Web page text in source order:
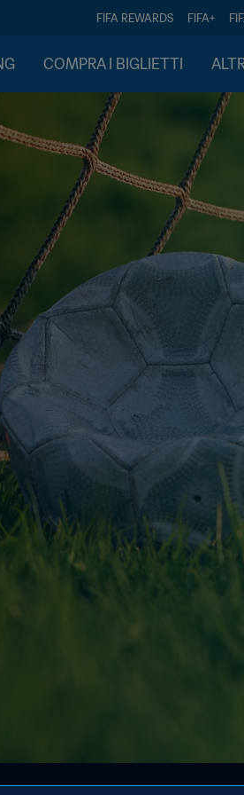
FIFA REWARDS FIFA+
COMPRA I BIGLIETTI